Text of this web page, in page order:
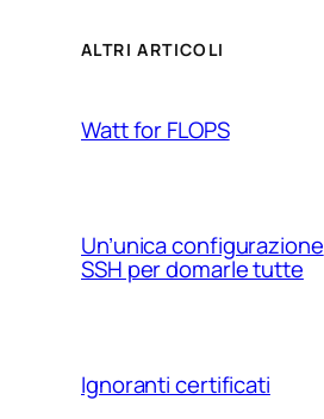
ALTRI ARTICOLI
Watt for FLOPS
Un’unica configurazione
SSH per domarle tutte
Ignoranti certificati